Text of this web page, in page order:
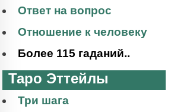
Ответ на вопрос
Отношение к человеку
Более 115 гаданий..
Таро Эттейлы
Три шага